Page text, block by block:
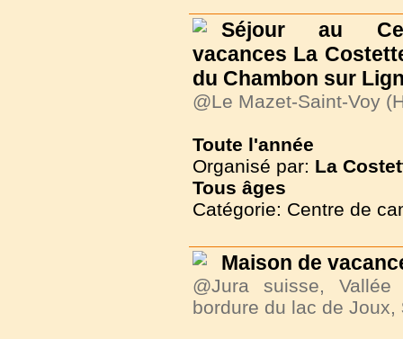
Séjour au
vacances La
du Chambon sur
@Le Mazet-Saint-Voy
Toute l'année
Organisé par: La
Tous âges
Catégorie: Centre de
Maison de
@Jura suisse,
bordure du lac de Joux,